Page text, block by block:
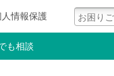
人情報保護
も相談